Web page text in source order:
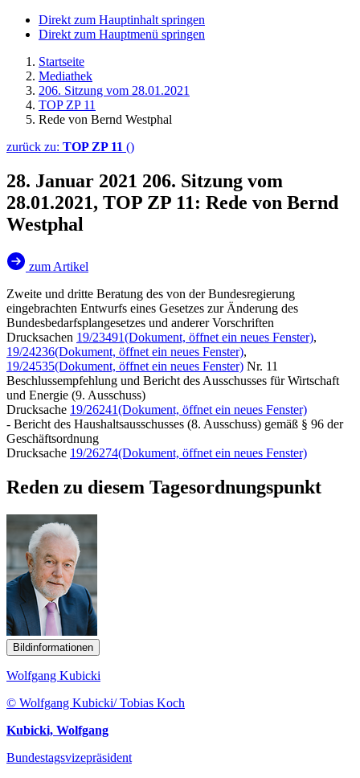
Direkt zum Hauptinhalt springen
Direkt zum Hauptmenü springen
Startseite
Mediathek
206. Sitzung vom 28.01.2021
TOP ZP 11
Rede von Bernd Westphal
zurück zu: TOP ZP 11 ()
28. Januar 2021 206. Sitzung vom
28.01.2021, TOP ZP 11: Rede von Bernd
Westphal
zum Artikel
Zweite und dritte Beratung des von der Bundesregierung
eingebrachten Entwurfs eines Gesetzes zur Änderung des
Bundesbedarfsplangesetzes und anderer Vorschriften
Drucksachen 19/23491(Dokument, öffnet ein neues Fenster),
19/24236(Dokument, öffnet ein neues Fenster),
19/24535(Dokument, öffnet ein neues Fenster) Nr. 11
Beschlussempfehlung und Bericht des Ausschusses für Wirtschaft
und Energie (9. Ausschuss)
Drucksache 19/26241(Dokument, öffnet ein neues Fenster)
- Bericht des Haushaltsausschusses (8. Ausschuss) gemäß § 96 der
Geschäftsordnung
Drucksache 19/26274(Dokument, öffnet ein neues Fenster)
Reden zu diesem Tagesordnungspunkt
Bildinformationen
Wolfgang Kubicki
© Wolfgang Kubicki/ Tobias Koch
Kubicki, Wolfgang
Bundestagsvizepräsident